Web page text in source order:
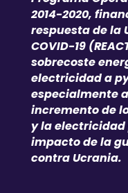
2014-2020,
respuesta de la
COVID-19
sobrecoste
electricidad a
especialmente
incremento de
y la electricidad
impacto de la
contra Ucrania.